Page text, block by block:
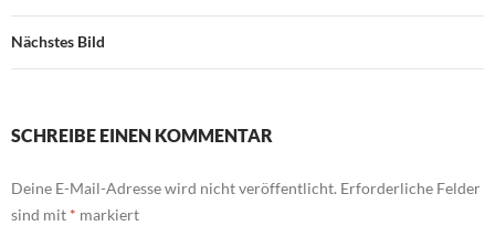
Nächstes Bild
SCHREIBE EINEN KOMMENTAR
Deine E-Mail-Adresse wird nicht veröffentlicht. Erforderliche Felder
sind mit * markiert